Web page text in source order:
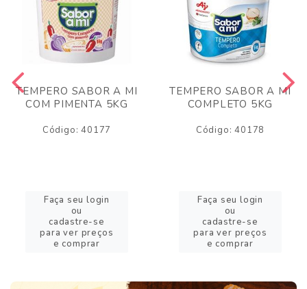
TEMPERO SABOR A MI
COM PIMENTA 5KG
Código: 40177
Faça seu login
ou
cadastre-se
para ver preços
e comprar
TEMPERO SABOR A MI
COMPLETO 5KG
Código: 40178
Faça seu login
ou
cadastre-se
para ver preços
e comprar